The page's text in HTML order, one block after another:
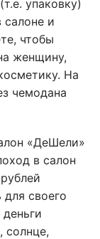
упаковку)
салоне и
чтобы
женщину,
На
чемодана
«ДеШели»
в салон
своего
солнце,